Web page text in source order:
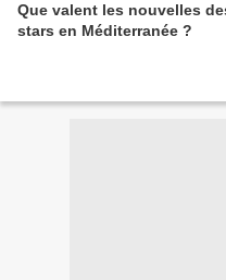
Que valent les nouvelles
stars en Méditerranée ?